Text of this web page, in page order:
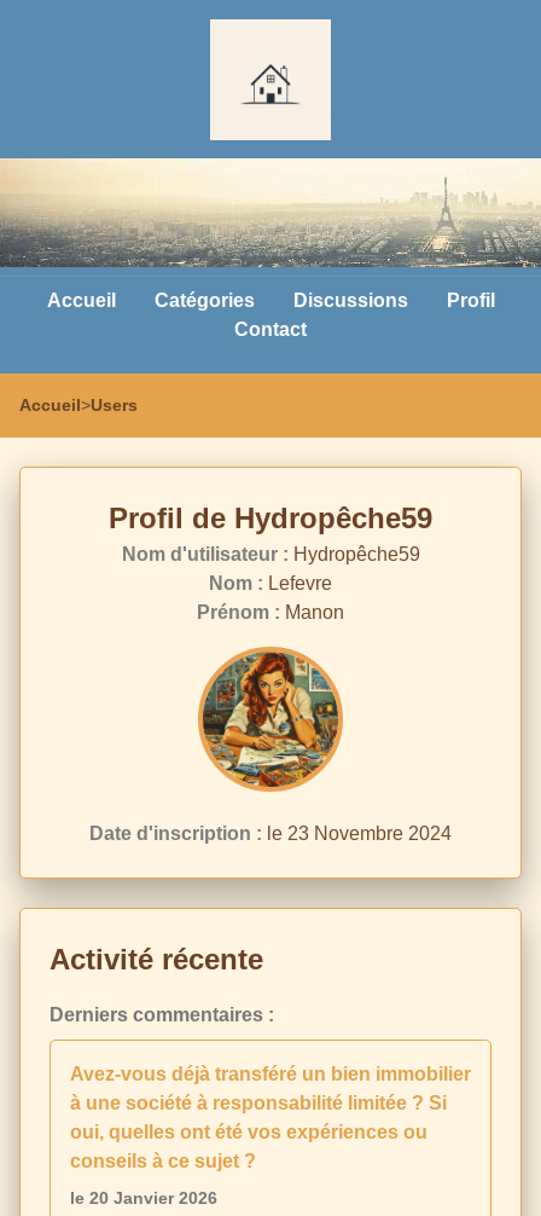
Accueil Catégories Discussions
Profil
Contact
Accueil>Users
Profil de Hydropêche59
Nom d'utilisateur : Hydropêche59
Nom : Lefevre
Prénom : Manon
Date d'inscription : le 23 Novembre 2024
Activité récente
Derniers commentaires :
Avez-vous déjà transféré un bien immobilier
à une société à responsabilité limitée ? Si
oui, quelles ont été vos expériences ou
conseils à ce sujet ?
le 20 Janvier 2026